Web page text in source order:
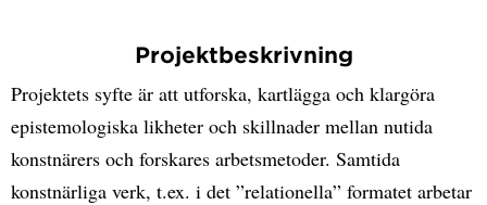
Projektbeskrivning
Projektets syfte är att utforska, kartlägga och klargöra
epistemologiska likheter och skillnader mellan nutida
konstnärers och forskares arbetsmetoder. Samtida
konstnärliga verk, t.ex. i det ”relationella” formatet arbetar